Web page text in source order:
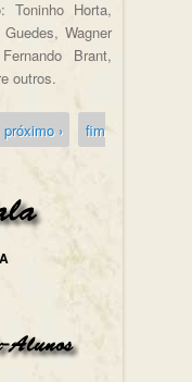
Toninho Horta,
Wagner
Brant,
outros.
próximo ›
fim